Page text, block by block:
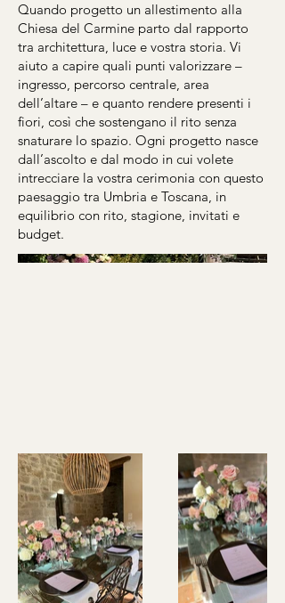
Quando progetto un allestimento alla
Chiesa del Carmine parto dal rapporto
tra architettura, luce e vostra storia. Vi
aiuto a capire quali punti valorizzare –
ingresso, percorso centrale, area
dell’altare – e quanto rendere presenti i
fiori, così che sostengano il rito senza
snaturare lo spazio. Ogni progetto nasce
dall’ascolto e dal modo in cui volete
intrecciare la vostra cerimonia con questo
paesaggio tra Umbria e Toscana, in
equilibrio con rito, stagione, invitati e
budget.